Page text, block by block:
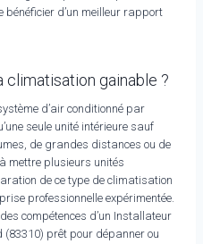
bénéficier d’un meilleur rapport
climatisation gainable ?
d’air conditionné par
seule unité intérieure sauf
de grandes distances ou de
mettre plusieurs unités
de ce type de climatisation
professionnelle expérimentée.
compétences d’un Installateur
prêt pour dépanner ou